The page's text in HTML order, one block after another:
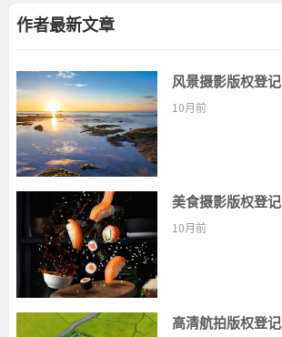
作者最新文章
风景摄影版权登记
10月前
美食摄影版权登记
10月前
高清航拍版权登记